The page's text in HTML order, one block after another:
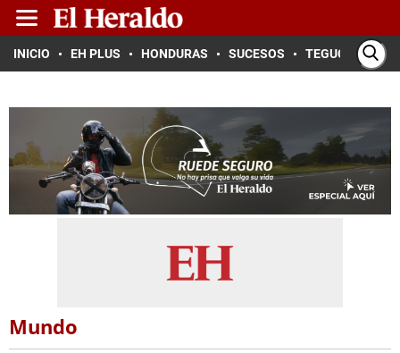
INICIO EH PLUS HONDURAS SUCESOS TEGUCIGALPA
Mundo